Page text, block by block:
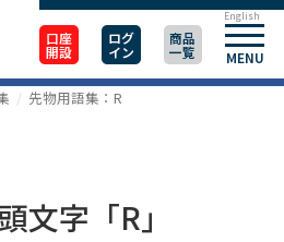
口座
開設
ログ
イン
商品
一覧 MENU
English
先物用語集：R
文字「R」